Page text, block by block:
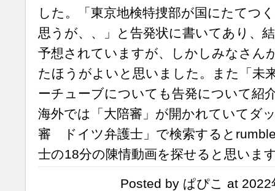
した。「東京地検特捜部が国にたてつ
思うが、、」と告発状に書いてあり、
予想されていますが、しかしみなさん
たほうがよいと思いました。また「未
ーチューブについても告発について紹
海外では「大陪審」が開かれていてダ
審 ドイツ弁護士」で検索すると
士の18分の陳情動画を探せると思いま
Posted by ぱぴこ at